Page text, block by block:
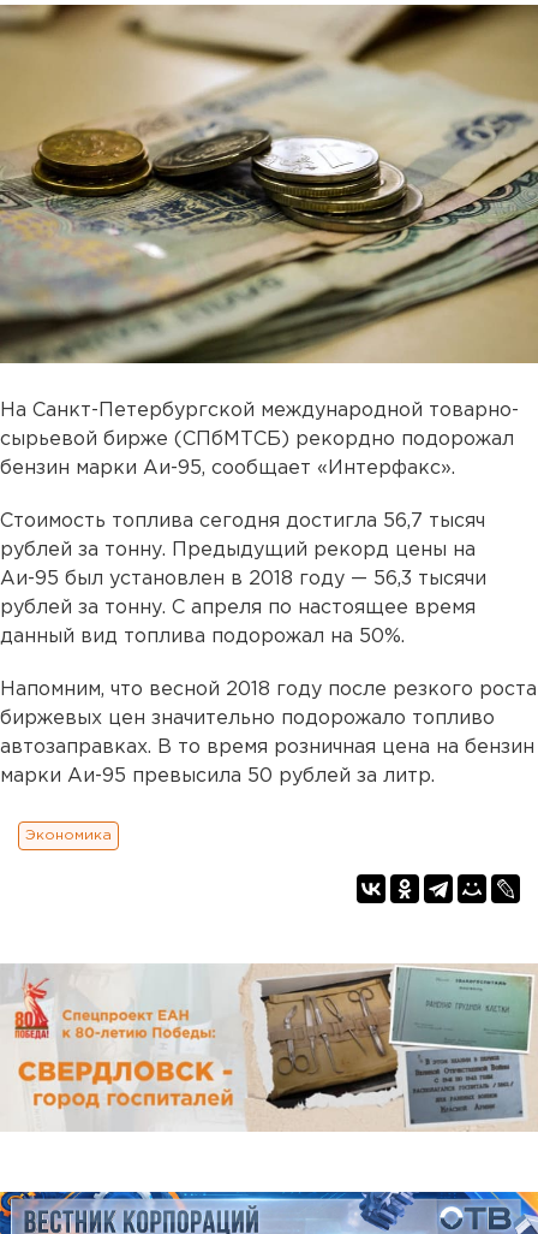
На Санкт-Петербургской международной товарно-
сырьевой бирже (СПбМТСБ) рекордно подорожал
бензин марки Аи-95, сообщает «Интерфакс».
Стоимость топлива сегодня достигла 56,7 тысяч
рублей за тонну. Предыдущий рекорд цены на
Аи-95 был установлен в 2018 году — 56,3 тысячи
рублей за тонну. С апреля по настоящее время
данный вид топлива подорожал на 50%.
Напомним, что весной 2018 году после резкого роста
биржевых цен значительно подорожало топливо
автозаправках. В то время розничная цена на бензин
марки Аи-95 превысила 50 рублей за литр.
Экономика